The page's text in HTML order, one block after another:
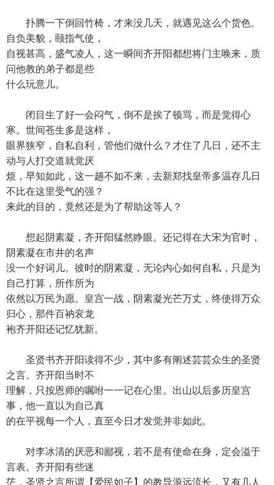
扑腾一下倒回竹椅，才来没几天，就遇见这么个货色。
自负美貌，颐指气使，
自视甚高，盛气凌人，这一瞬间齐开阳都想将门主唤来，质
问他教的弟子都是些
什么玩意儿。
闭目生了好一会闷气，倒不是挨了顿骂，而是觉得心
寒。世间苍生多是这样，
眼界狭窄，自私自利，管他们做什么？才住了几日，还不主
动与人打交道就觉厌
烦，早知如此，这一趟不如不来，去新郑找皇帝多温存几日
不比在这里受气的强？
来此的目的，竟然还是为了帮助这等人？
想起阴素凝，齐开阳猛然睁眼。还记得在大宋为官时，
阴素凝在市井的名声
没一个好词儿。彼时的阴素凝，无论内心如何自私，只是为
自己打算，所作所为
依然以万民为愿。皇宫一战，阴素凝光芒万丈，终使得万众
归心，那件百衲衮龙
袍齐开阳还记忆犹新。
圣贤书齐开阳读得不少，其中多有阐述芸芸众生的圣贤
之言。齐开阳当时不
理解，只按恩师的嘱咐一一记在心里。出山以后多历皇宫
事，他一直以为自己真
的在平视每一个人，直至今日才发觉并非如此。
对李冰清的厌恶和鄙视，若不是有使命在身，定会溢于
言表。齐开阳有些迷
茫，圣贤之言所谓【爱民如子】的教导源远流长，又有几人